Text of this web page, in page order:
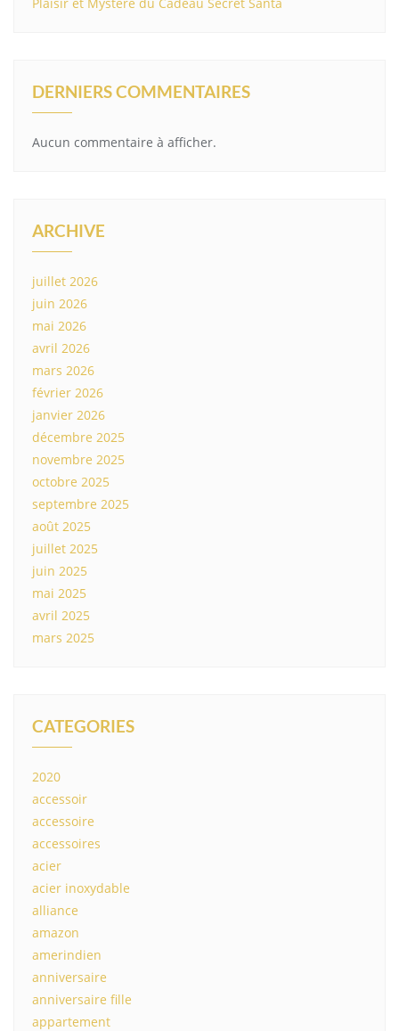
DERNIERS COMMENTAIRES
Aucun commentaire à afficher.
ARCHIVE
juillet 2026
juin 2026
mai 2026
avril 2026
mars 2026
février 2026
janvier 2026
décembre 2025
novembre 2025
octobre 2025
septembre 2025
août 2025
juillet 2025
juin 2025
mai 2025
avril 2025
mars 2025
CATEGORIES
2020
accessoir
accessoire
accessoires
acier
acier inoxydable
alliance
amazon
amerindien
anniversaire
anniversaire fille
appartement